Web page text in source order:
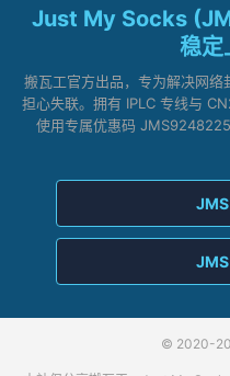
Just My Socks
稳定
搬瓦工官方出品，专为解决网络
担心失联。拥有 IPLC 专线与
使用专属优惠码
© 2020-